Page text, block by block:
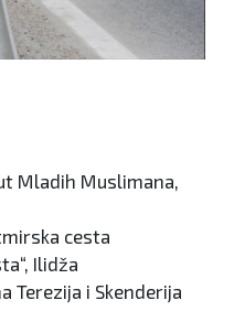
Mladih Muslimana,
cesta
Ilidža
Terezija i Skenderija